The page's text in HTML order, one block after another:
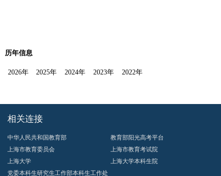
历年信息
2026年 2025年 2024年 2023年 2022年
相关连接
中华人民共和国教育部
教育部阳光高考平台
上海市教育委员会
上海市教育考试院
上海大学
上海大学本科生院
党委本科生研究生工作部本科生工作处